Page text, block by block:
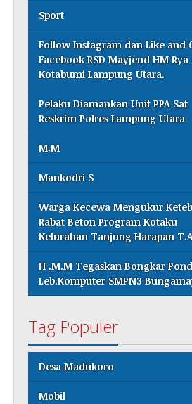
Sport
Follow Instagram dan Like and
Facebook RSD Mayjend HM Rya
Kotabumi Lampung Utara.
Pelaku Diamankan Unit PPA Sat
Reskrim Polres Lampung Utara
M.M
Mankodri S
Warga Kecewa Mengukur
Rabat Beton Program Kotaku
Kelurahan Tanjung Harapan
H .M.M Tegaskan Bongkar
Leb.Komputer SMPN3
Tag Populer
Desa Madukoro
Mobil